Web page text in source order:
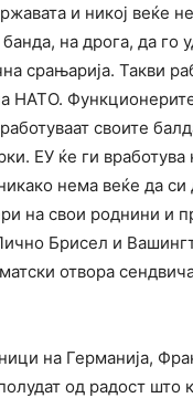
и никој веќе
банда, на дрога, да го
срањарија. Такви
НАТО.
своите
ЕУ ќе ги вработува
нема веќе да си
на свои роднини и
Брисел и
отвора
на Германија,
од радост што